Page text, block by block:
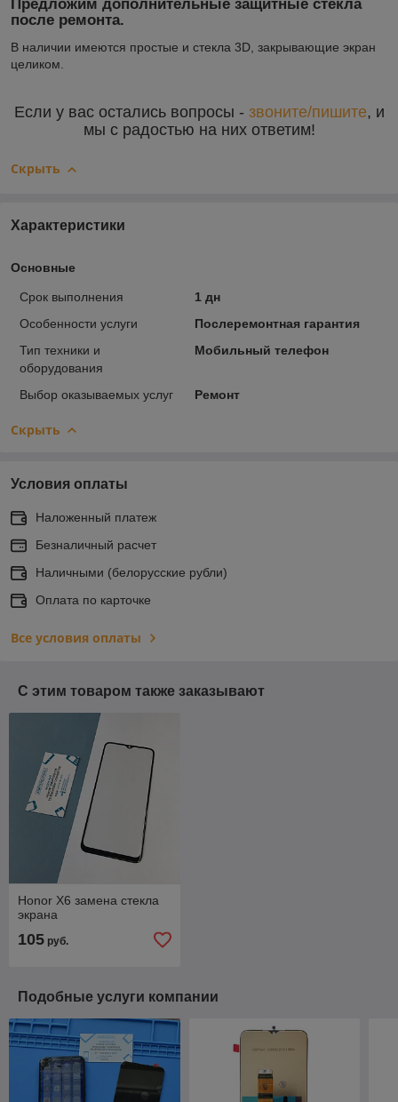
Предложим дополнительные защитные стекла
после ремонта.
В наличии имеются простые и стекла 3D, закрывающие экран
целиком.
Если у вас остались вопросы - звоните/пишите, и
мы с радостью на них ответим!
Скрыть
Характеристики
Основные
Срок выполнения
1 дн
Особенности услуги
Послеремонтная гарантия
Тип техники и
оборудования
Мобильный телефон
Выбор оказываемых услуг Ремонт
Скрыть
Условия оплаты
Наложенный платеж
Безналичный расчет
Наличными (белорусские рубли)
Оплата по карточке
Все условия оплаты
С этим товаром также заказывают
Honor X6 замена стекла
экрана
105 руб.
Подобные услуги компании